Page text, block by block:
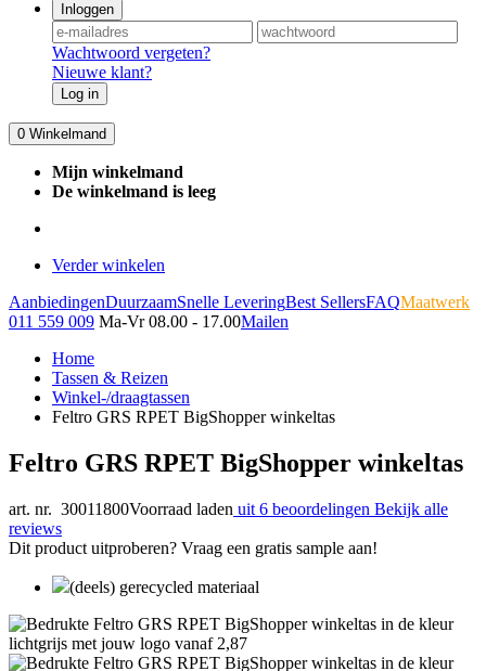
Inloggen
Wachtwoord vergeten?
Nieuwe klant?
Log in
0 Winkelmand
Mijn winkelmand
De winkelmand is leeg
Verder winkelen
AanbiedingenDuurzaamSnelle LeveringBest SellersFAQMaatwerk
011 559 009 Ma-Vr 08.00 - 17.00Mailen
Home
Tassen & Reizen
Winkel-/draagtassen
Feltro GRS RPET BigShopper winkeltas
Feltro GRS RPET BigShopper winkeltas
art. nr. 30011800Voorraad laden uit 6 beoordelingen Bekijk alle
reviews
Dit product uitproberen? Vraag een gratis sample aan!
(deels) gerecycled materiaal